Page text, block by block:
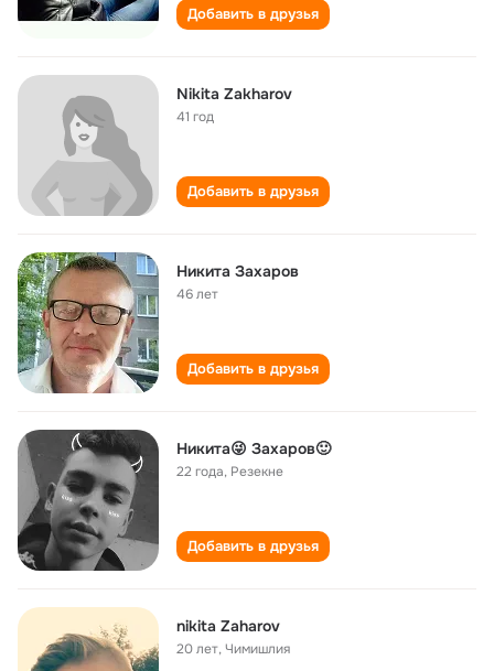
Добавить в друзья
Nikita Zakharov
41 год
Добавить в друзья
Никита Захаров
46 лет
Добавить в друзья
Никита😜 Захаров🙂
22 года, Резекне
Добавить в друзья
nikita Zaharov
20 лет,Чимишлия